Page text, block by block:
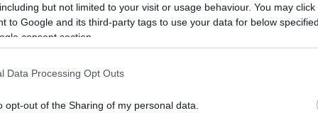
but not limited to your visit or usage behaviour. You may
to Google and its third-party tags to use your data for below
consent section.
Data Processing Opt Outs
opt-out of the Sharing of my personal data.
πάθηση απειλεί όσους
το πρωινό και τρώνε
βράδυ
πως το timing των γευμάτων παίζει εξίσου